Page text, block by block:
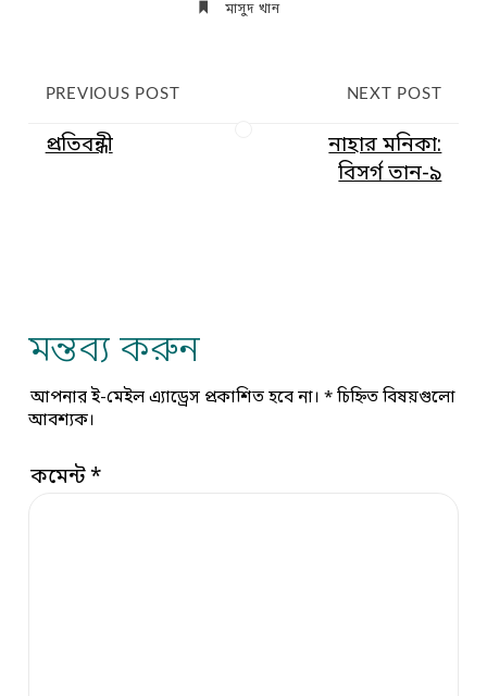
মাসুদ খান
PREVIOUS POST
প্রতিবন্ধী
NEXT POST
নাহার মনিকা:
বিসর্গ তান-৯
মন্তব্য করুন
আপনার ই-মেইল এ্যাড্রেস প্রকাশিত হবে না। *চিহ্নিত বিষয়গুলো
আবশ্যক।
কমেন্ট*